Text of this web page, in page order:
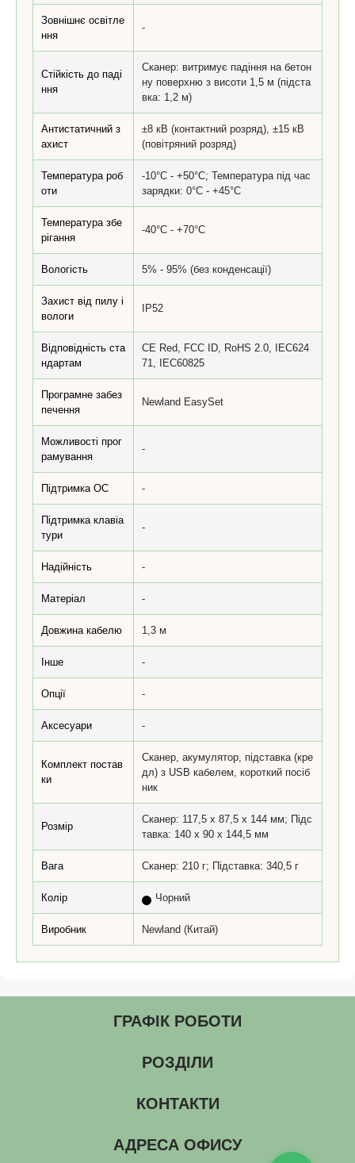
Зовнішнє освітле
ння
-
Стійкість до паді
ння
Сканер: витримує падіння на бетон
ну поверхню з висоти 1,5 м (підста
вка: 1,2 м)
Антистатичний з
ахист
±8 кВ (контактний розряд), ±15 кВ
(повітряний розряд)
Температура роб
оти
-10°C - +50°C; Температура під час
зарядки: 0°C - +45°C
Температура збе
рігання
-40°C - +70°C
Вологість 5% - 95% (без конденсації)
Захист від пилу і
вологи
IP52
Відповідність ста
ндартам
CE Red, FCC ID, RoHS 2.0, IEC624
71, IEC60825
Програмне забез
печення
Newland EasySet
Можливості прог
рамування
-
Підтримка ОС -
Підтримка клавіа
тури
-
Надійність -
Матеріал -
Довжина кабелю 1,3 м
Інше -
Опції -
Аксесуари -
Комплект постав
ки
Сканер, акумулятор, підставка (кре
дл) з USB кабелем, короткий посіб
ник
Розмір
Сканер: 117,5 x 87,5 x 144 мм; Підс
тавка: 140 x 90 x 144,5 мм
Вага Сканер: 210 г; Підставка: 340,5 г
Колір Чорний
Виробник Newland (Китай)
ГРАФІК РОБОТИ
РОЗДІЛИ
КОНТАКТИ
АДРЕСА ОФИСУ